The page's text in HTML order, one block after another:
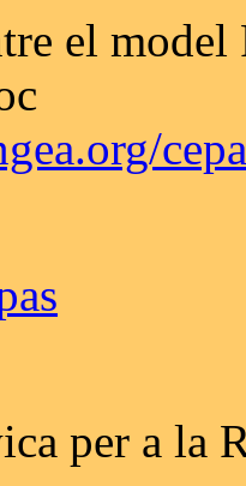
el
per a la